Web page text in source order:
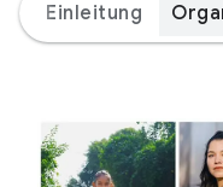
Einleitung